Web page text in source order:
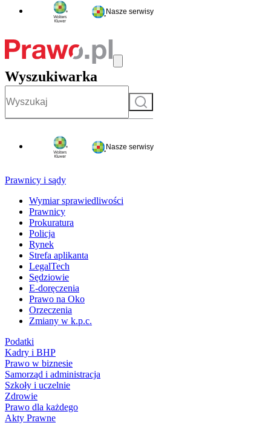
Nasze serwisy
Wyszukiwarka
Szukaj
Nasze serwisy
Prawnicy i sądy
Wymiar sprawiedliwości
Prawnicy
Prokuratura
Policja
Rynek
Strefa aplikanta
LegalTech
Sędziowie
E-doręczenia
Prawo na Oko
Orzeczenia
Zmiany w k.p.c.
Podatki
Kadry i BHP
Prawo w biznesie
Samorząd i administracja
Szkoły i uczelnie
Zdrowie
Prawo dla każdego
Akty Prawne